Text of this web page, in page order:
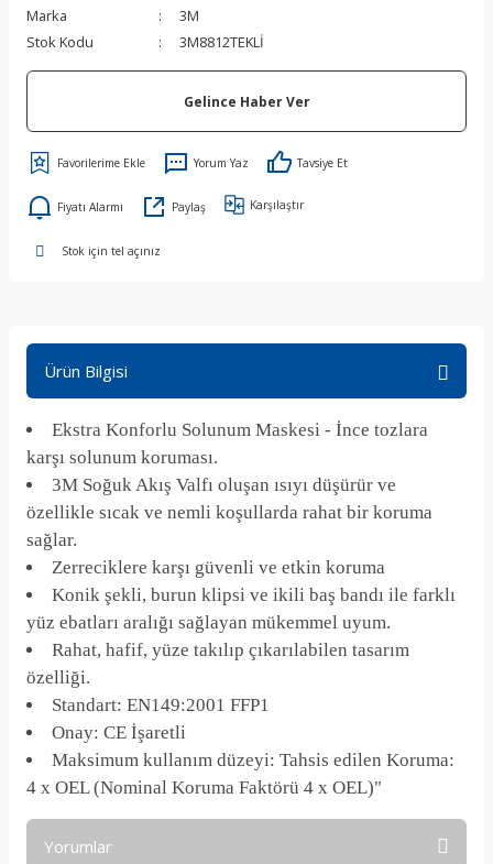
Marka
3M
Stok Kodu
3M8812TEKLİ
Gelince Haber Ver
Yorum Yaz Tavsiye Et
Fiyatı Alarmı Paylaş Karşılaştır
Stok için tel açınız
Ürün Bilgisi
Ekstra Konforlu Solunum Maskesi - İnce tozlara
karşı solunum koruması.
3M Soğuk Akış Valfı oluşan ısıyı düşürür ve
özellikle sıcak ve nemli koşullarda rahat bir koruma
sağlar.
Zerreciklere karşı güvenli ve etkin koruma
Konik şekli, burun klipsi ve ikili baş bandı ile farklı
yüz ebatları aralığı sağlayan mükemmel uyum.
Rahat, hafif, yüze takılıp çıkarılabilen tasarım
özelliği.
Standart: EN149:2001 FFP1
Onay: CE İşaretli
Maksimum kullanım düzeyi: Tahsis edilen Koruma:
4 x OEL (Nominal Koruma Faktörü 4 x OEL)"
Yorumlar